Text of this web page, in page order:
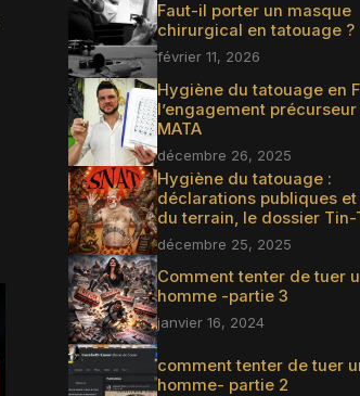
Faut-il porter un masque
chirurgical en tatouage ?
février 11, 2026
Hygiène du tatouage en
l’engagement précurseur
MATA
décembre 26, 2025
Hygiène du tatouage :
déclarations publiques
du terrain, le dossier Tin-
décembre 25, 2025
Comment tenter de tuer
homme -partie 3
janvier 16, 2024
comment tenter de tuer
homme- partie 2